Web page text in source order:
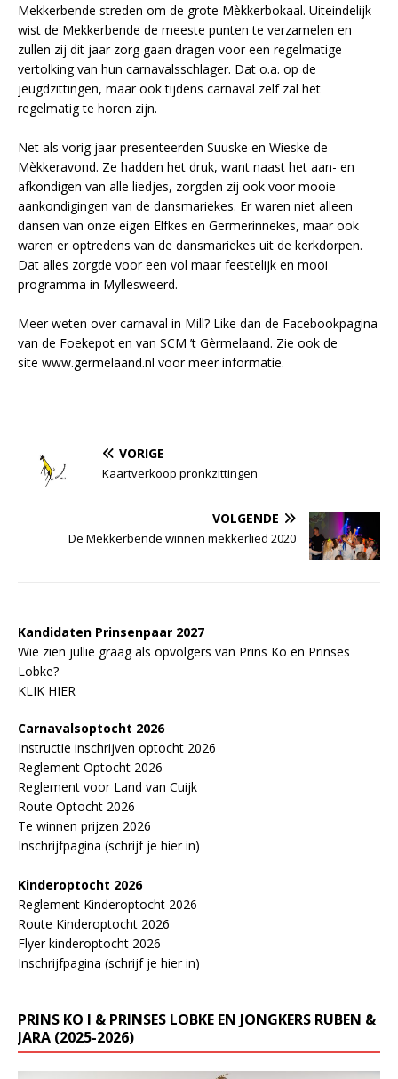
Mekkerbende streden om de grote Mèkkerbokaal. Uiteindelijk
wist de Mekkerbende de meeste punten te verzamelen en
zullen zij dit jaar zorg gaan dragen voor een regelmatige
vertolking van hun carnavalsschlager. Dat o.a. op de
jeugdzittingen, maar ook tijdens carnaval zelf zal het
regelmatig te horen zijn.
Net als vorig jaar presenteerden Suuske en Wieske de
Mèkkeravond. Ze hadden het druk, want naast het aan- en
afkondigen van alle liedjes, zorgden zij ook voor mooie
aankondigingen van de dansmariekes. Er waren niet alleen
dansen van onze eigen Elfkes en Germerinnekes, maar ook
waren er optredens van de dansmariekes uit de kerkdorpen.
Dat alles zorgde voor een vol maar feestelijk en mooi
programma in Myllesweerd.
Meer weten over carnaval in Mill? Like dan de Facebookpagina
van de Foekepot en van SCM ’t Gèrmelaand. Zie ook de
site www.germelaand.nl voor meer informatie.
VORIGE
Kaartverkoop pronkzittingen
VOLGENDE
De Mekkerbende winnen mekkerlied 2020
Kandidaten Prinsenpaar 2027
Wie zien jullie graag als opvolgers van Prins Ko en Prinses
Lobke?
KLIK HIER
Carnavalsoptocht 2026
Instructie inschrijven optocht 2026
Reglement Optocht 2026
Reglement voor Land van Cuijk
Route Optocht 2026
Te winnen prijzen 2026
Inschrijfpagina (schrijf je hier in)
Kinderoptocht 2026
Reglement Kinderoptocht 2026
Route Kinderoptocht 2026
Flyer kinderoptocht 2026
Inschrijfpagina (schrijf je hier in)
PRINS KO I & PRINSES LOBKE EN JONGKERS RUBEN &
JARA (2025-2026)